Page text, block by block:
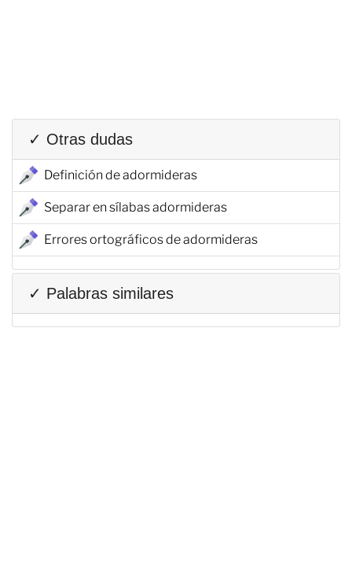
✓ Otras dudas
Definición de adormideras
Separar en sílabas adormideras
Errores ortográficos de adormideras
✓ Palabras similares